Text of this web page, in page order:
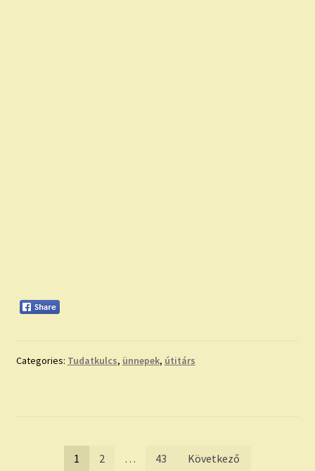
Categories: Tudatkulcs, ünnepek, útitárs
Bejegyzések
1 2 … 43 Következő